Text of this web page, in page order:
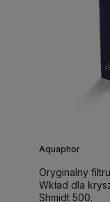
Aquaphor
Oryginalny
Wkład dla
Shmidt 500.